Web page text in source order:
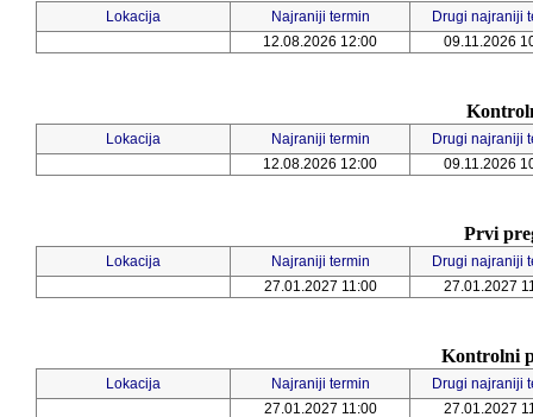
Lokacija Najraniji termin
Drugi najraniji
12.08.2026 12:00
09.11.2026
Lokacija Najraniji termin
Drugi najraniji
12.08.2026 12:00
09.11.2026
Prvi
Lokacija Najraniji termin
Drugi najraniji
27.01.2027 11:00
27.01.2027
Kontrolni
Lokacija Najraniji termin
Drugi najraniji
27.01.2027 11:00
27.01.2027